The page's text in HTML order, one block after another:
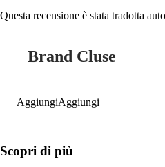
Questa recensione è stata tradotta
Brand Cluse
AggiungiAggiungi
Scopri di più